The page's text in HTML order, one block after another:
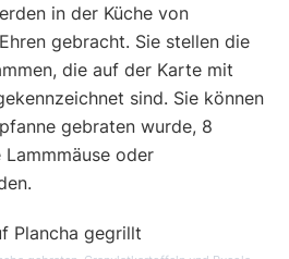
in der Küche von
gebracht. Sie stellen die
die auf der Karte mit
sind. Sie können
gebraten wurde, 8
oder